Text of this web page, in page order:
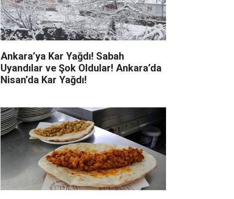
Ankara’ya Kar Yağdı! Sabah
Uyandılar ve Şok Oldular! Ankara’da
Nisan’da Kar Yağdı!